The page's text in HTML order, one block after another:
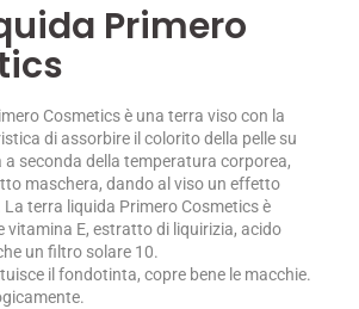
Primero
Cosmetics è una terra viso con la
di assorbire il colorito della pelle su
a seconda della temperatura corporea,
maschera, dando al viso un effetto
La terra liquida Primero Cosmetics è
vitamina E, estratto di liquirizia, acido
un filtro solare 10.
il fondotinta, copre bene le macchie.